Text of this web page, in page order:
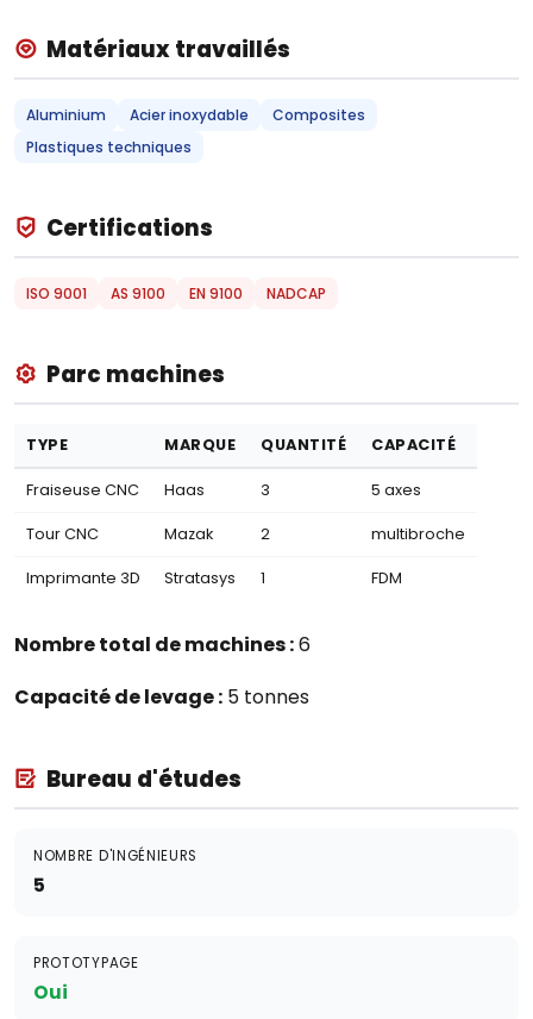
Matériaux travaillés
Aluminium Acier inoxydable
Composites
Plastiques techniques
Certifications
ISO 9001 AS 9100 EN 9100 NADCAP
Parc machines
TYPE MARQUE QUANTITÉ CAPACITÉ
Fraiseuse CNC Haas 3 5 axes
Tour CNC Mazak 2 multibroche
Imprimante 3D Stratasys 1 FDM
Nombre total de machines :6
Capacité de levage : 5 tonnes
Bureau d'études
NOMBRE D'INGÉNIEURS
5
PROTOTYPAGE
Oui